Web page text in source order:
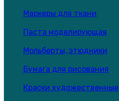
Маркеры для ткани
Паста моделирующая
Мольберты, этюдники
Бумага для рисования
Краски художественные